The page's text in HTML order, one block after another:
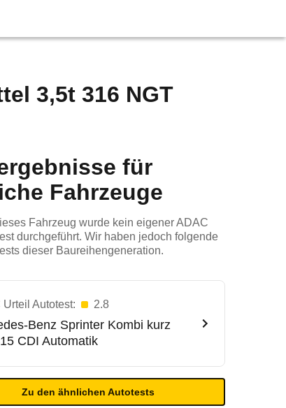
3,5t 316 NGT
für
Fahrzeuge
Fahrzeug wurde kein eigener ADAC
durchgeführt. Wir haben jedoch folgende
dieser Baureihengeneration.
Autotest: 2.8
Benz Sprinter Kombi kurz
CDI Automatik
Zu den ähnlichen Autotests